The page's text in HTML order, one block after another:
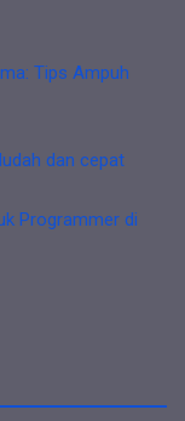
Tips Ampuh
dan cepat
Programmer di